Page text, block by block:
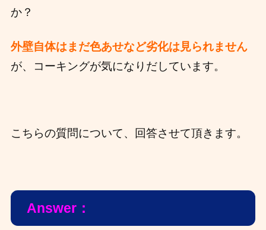
か？
外壁自体はまだ色あせなど劣化は見られません
が、コーキングが気になりだしています。
こちらの質問について、回答させて頂きます。
Answer：